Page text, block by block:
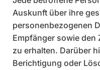
Auskunft über ihre
personenbezogenen
Empfänger sowie den
zu erhalten. Darüber
Berichtigung oder